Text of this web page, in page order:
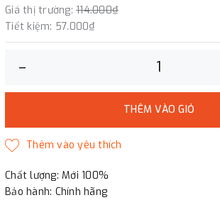
Giá thị trường: 114.000₫
Tiết kiệm: 57.000₫
–
THÊM VÀO GIỎ
Chất lượng: Mới 100%
Bảo hành: Chính hãng